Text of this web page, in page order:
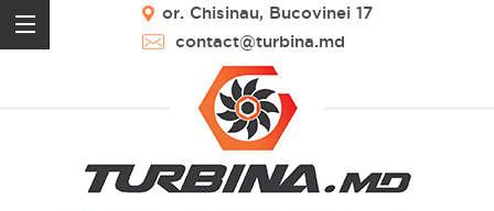
or. Chisinau, Bucovinei 17
contact@turbina.md